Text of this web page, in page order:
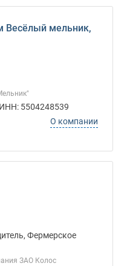
Весёлый мельник,
5504248539
О компании
Фермерское
ЗАО Колос